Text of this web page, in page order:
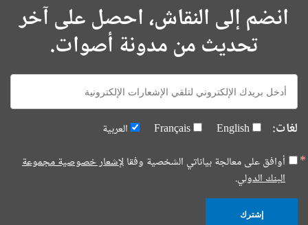
انضم إلى النقاش، احصل على آخر
تحديث من مدونة أصوات.
E-
mail:
لغات: English
Français
العربية
أوافق على معالجة بياناتي الشخصية وفقالإشعار خصوصية مجموعة
البنك الدولي.
إشترك